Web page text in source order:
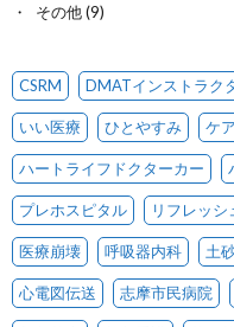
その他(9)
CSRM DMATインストラク
いい医療 ひとやすみ ケ
ハートライフドクターカー
プレホスピタル リフレッシ
医療崩壊 呼吸器内科 土
心電図伝送 志摩市民病院